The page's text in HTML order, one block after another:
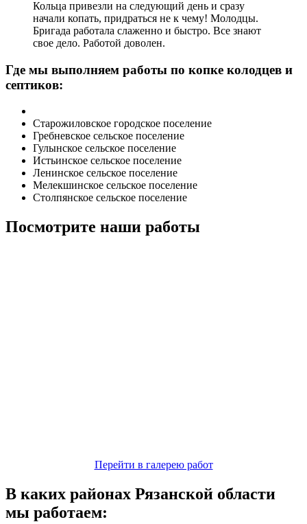
Кольца привезли на следующий день и сразу
начали копать, придраться не к чему! Молодцы.
Бригада работала слаженно и быстро. Все знают
свое дело. Работой доволен.
Где мы выполняем работы по копке колодцев и
септиков:
Старожиловское городское поселение
Гребневское сельское поселение
Гулынское сельское поселение
Истьинское сельское поселение
Ленинское сельское поселение
Мелекшинское сельское поселение
Столпянское сельское поселение
Посмотрите наши работы
Перейти в галерею работ
В каких районах Рязанской области
мы работаем: